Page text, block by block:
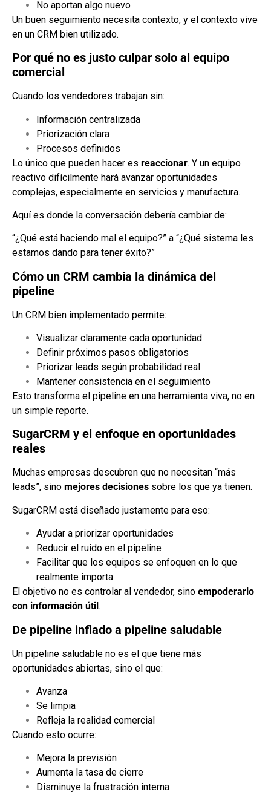
No aportan algo nuevo
Un buen seguimiento necesita contexto, y el contexto vive
en un CRM bien utilizado.
Por qué no es justo culpar solo al equipo
comercial
Cuando los vendedores trabajan sin:
Información centralizada
Priorización clara
Procesos definidos
Lo único que pueden hacer es reaccionar. Y un equipo
reactivo difícilmente hará avanzar oportunidades
complejas, especialmente en servicios y manufactura.
Aquí es donde la conversación debería cambiar de:
“¿Qué está haciendo mal el equipo?” a “¿Qué sistema les
estamos dando para tener éxito?”
Cómo un CRM cambia la dinámica del
pipeline
Un CRM bien implementado permite:
Visualizar claramente cada oportunidad
Definir próximos pasos obligatorios
Priorizar leads según probabilidad real
Mantener consistencia en el seguimiento
Esto transforma el pipeline en una herramienta viva, no en
un simple reporte.
SugarCRM y el enfoque en oportunidades
reales
Muchas empresas descubren que no necesitan “más
leads”, sino mejores decisiones sobre los que ya tienen.
SugarCRM está diseñado justamente para eso:
Ayudar a priorizar oportunidades
Reducir el ruido en el pipeline
Facilitar que los equipos se enfoquen en lo que
realmente importa
El objetivo no es controlar al vendedor, sino empoderarlo
con información útil .
De pipeline inflado a pipeline saludable
Un pipeline saludable no es el que tiene más
oportunidades abiertas, sino el que:
Avanza
Se limpia
Refleja la realidad comercial
Cuando esto ocurre:
Mejora la previsión
Aumenta la tasa de cierre
Disminuye la frustración interna